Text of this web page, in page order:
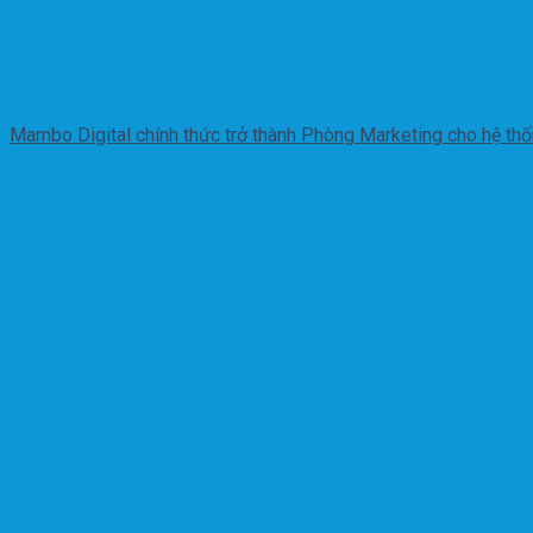
Mambo Digital chính thức trở thành Phòng Marketing cho hệ